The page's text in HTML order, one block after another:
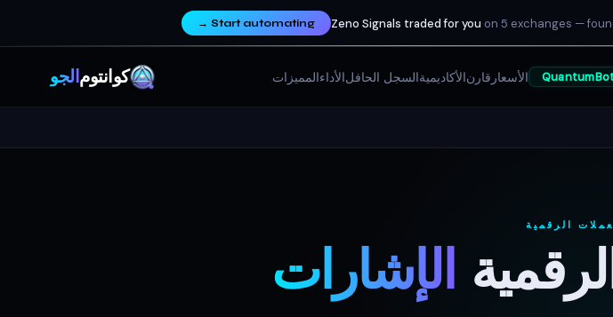
Zeno Signals traded for you on 5 exchanges —
Start automating
→
كوانتوم ألجو المميزاتالأداءالسجل الحافلالأكاديميةقارن الأسعار
الرقمية
الإشارات